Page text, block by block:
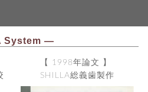
System —
【 1998年論文 】
SHILLA総義歯製作